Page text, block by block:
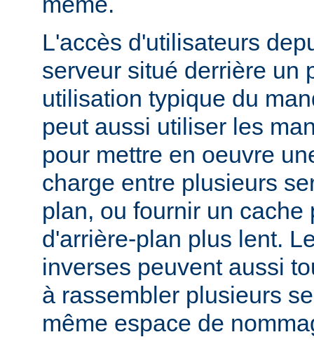
L'accès d'utilisateurs
serveur situé derrière un
utilisation typique du
peut aussi utiliser les
pour mettre en oeuvre
charge entre plusieurs
plan, ou fournir un cache
d'arrière-plan plus lent.
inverses peuvent aussi
à rassembler plusieurs
même espace de